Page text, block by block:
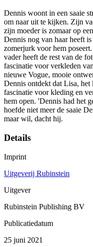
Dennis woont in een saaie
om naar uit te kijken. Zijn
zijn moeder is zomaar op
Dennis nog van haar heeft
zomerjurk voor hem
vader heeft de rest van de
fascinatie voor verkleden
nieuwe Vogue, mooie
Dennis ontdekt dat Lisa, het
fascinatie voor kleding en
hem open. 'Dennis had het
hoefde niet meer de saaie
maar wil, dacht hij.
Details
Imprint
Uitgeverij Rubinstein
Uitgever
Rubinstein Publishing BV
Publicatiedatum
25 juni 2021